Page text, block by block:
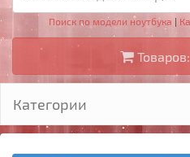
Поиск по модели ноутбука |
Категории